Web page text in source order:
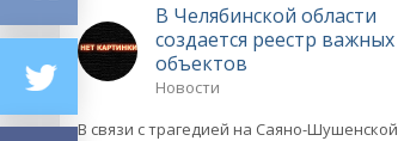
В Челябинской области
создается реестр важных
объектов
Новости
В связи с трагедией на Саяно-Шушенской